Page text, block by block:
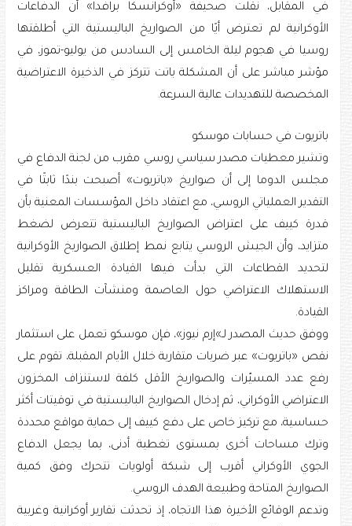
في المقابل، نقلت صحيفة «أوكرانسكا برافدا» أن الدفاعات
الأوكرانية لم تعترض أيًا من الصواريخ الباليستية التي أطلقتها
روسيا في هجوم ليلة الخامس إلى السادس من يوليو-تموز، في
مؤشر مباشر على أن المشكلة باتت تتركز في الذخيرة الاعتراضية
المخصصة للتهديدات عالية السرعة.
باتريوت في حسابات موسكو
وتشير معطيات مصدر سياسي روسي مقرب من لجنة الدفاع في
مجلس الدوما إلى أن صواريخ «باتريوت» أصبحت بندًا ثابتًا في
التقدير العملياتي الروسي، مع اعتقاد داخل المؤسسات المعنية بأن
قدرة كييف على اعتراض الصواريخ الباليستية تتعرض لضغط
متزايد، وأن الجيش الروسي يتابع نمط إطلاق الصواريخ الأوكرانية
لتحديد القطاعات التي بدأت فيها القيادة العسكرية تقليل
الاستهلاك الاعتراضي حول العاصمة ومنشآت الطاقة ومراكز
القيادة.
ووفق حديث المصدر لـ»إرم نيوز»، فإن موسكو تعمل على استثمار
نقص «باتريوت» عبر ضربات متقاربة خلال الأيام المقبلة، تقوم على
رفع عدد المسيّرات والصواريخ الأقل كلفة لاستنزاف المخزون
الاعتراضي الأوكراني، ثم إدخال الصواريخ الباليستية في توقيتات أكثر
حساسية، مع تركيز خاص على دفع كييف إلى حماية مواقع محددة
وترك مساحات أخرى بمستوى تغطية أدنى، بما يجعل الدفاع
الجوي الأوكراني أقرب إلى شبكة أولويات تتحرك وفق كمية
الصواريخ المتاحة وطبيعة الهدف الروسي.
وتدعم الوقائع الأخيرة هذا الاتجاه، إذ تحدثت تقارير أوكرانية وغربية